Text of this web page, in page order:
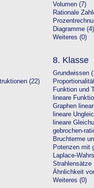
Volumen (7)
Rationale
Diagramme (4)
Weiteres (0)
(22)
8. Klasse
Grundwissen
Funktion und
lineare
Graphen
lineare
lineare
gebrochen-
Bruchterme
Potenzen mit
Laplace-
Strahlensätze
Ähnlichkeit
Weiteres (0)